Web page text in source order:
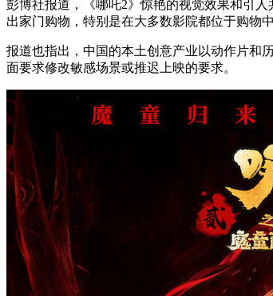
彭博社报道，《哪吒2》惊艳的视觉效果和引
出家门购物，特别是在大多数影院都位于购物
报道也指出，中国的本土创意产业以动作片和
面要求修改敏感场景或推迟上映的要求。